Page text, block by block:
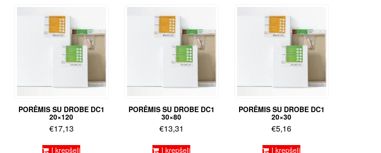
PORĖMIS SU DROBE DC1
20×120
€17,13
Į krepšelį
PORĖMIS SU DROBE DC1
30×80
€13,31
Į krepšelį
PORĖMIS SU DROBE DC1
20×30
€5,16
Į krepšelį